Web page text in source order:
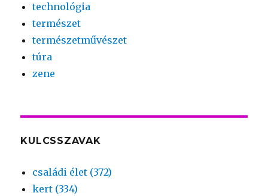
technológia
természet
természetművészet
túra
zene
KULCSSZAVAK
családi élet (372)
kert (334)